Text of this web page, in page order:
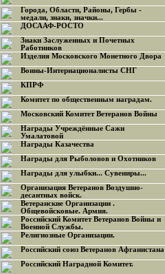
Города, Области, Районы, Гербы -
медали, знаки, значки...
ДОСААФ-РОСТО
Знаки Заслуженных и Почетных
Работников
Изделия Московского Монетного Двора
Воины-Интернационалисты СНГ
КПРФ
Комитет по общественным наградам.
Московский Комитет Ветеранов Войны
Награды Учреждённые Сажи
Умалатовой
Награды Казачества
Награды для Рыболовов и Охотников
Награды для улыбки... Сувениры...
Организация Ветеранов Воздушно-
десантных войск.
Ветеранские Организации .
Общевойсковые. Армия.
Российский Комитет Ветеранов Войны и
Военной Службы.
Религиозные Организации.
Российский союз Ветеранов Афганистана
Российский Наградной Комитет.